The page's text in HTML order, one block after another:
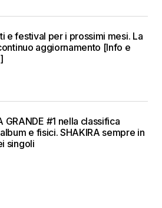
e festival per i prossimi mesi. La
aggiornamento [Info e
GRANDE #1 nella classifica
e fisici. SHAKIRA sempre in
singoli